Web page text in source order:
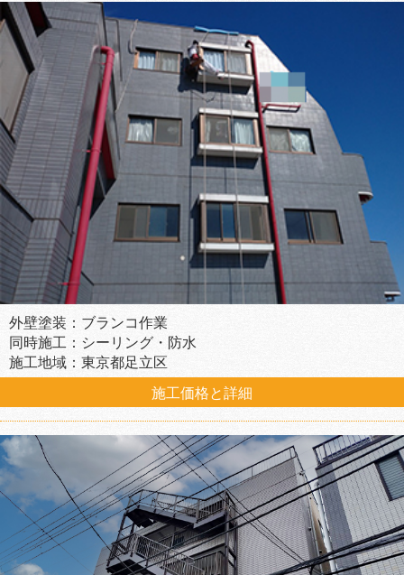
外壁塗装：ブランコ作業
同時施工：シーリング・防水
施工地域：東京都足立区
施工価格と詳細